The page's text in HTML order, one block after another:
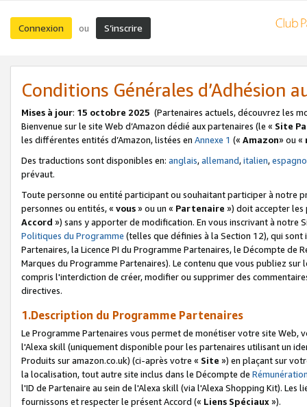
Connexion ou S’inscrire
Conditions Générales d’Adhésion
Mises à jour: 15 octobre 2025 (Partenaires actuels, découvrez les
Bienvenue sur le site Web d’Amazon dédié aux partenaires (le « Site
les différentes entités d’Amazon, listées en Annexe 1 (« Amazon» ou «
Des traductions sont disponibles en: anglais,allemand,italien,
prévaut.
Toute personne ou entité participant ou souhaitant participer à notre
personnes ou entités, « vous» ou un « Partenaire ») doit accepter les
Accord ») sans y apporter de modification. En vous inscrivant à notre
Politiques du Programme (telles que définies à la Section 12), qui
Partenaires, la Licence PI du Programme Partenaires, le Décompte de
Marques du Programme Partenaires). Le contenu que vous publiez
compris l'interdiction de créer, modifier ou supprimer des
directives.
1.Description du Programme Partenaires
Le Programme Partenaires vous permet de monétiser votre site Web,
l'Alexa skill (uniquement disponible pour les partenaires utilisant un
Produits sur amazon.co.uk) (ci-après votre « Site ») en plaçant sur
la localisation, tout autre site inclus dans le Décompte de
l'ID de Partenaire au sein de l'Alexa skill (via l'Alexa Shopping Kit).
fournissons et respecter le présent Accord (« Liens Spéciaux»).